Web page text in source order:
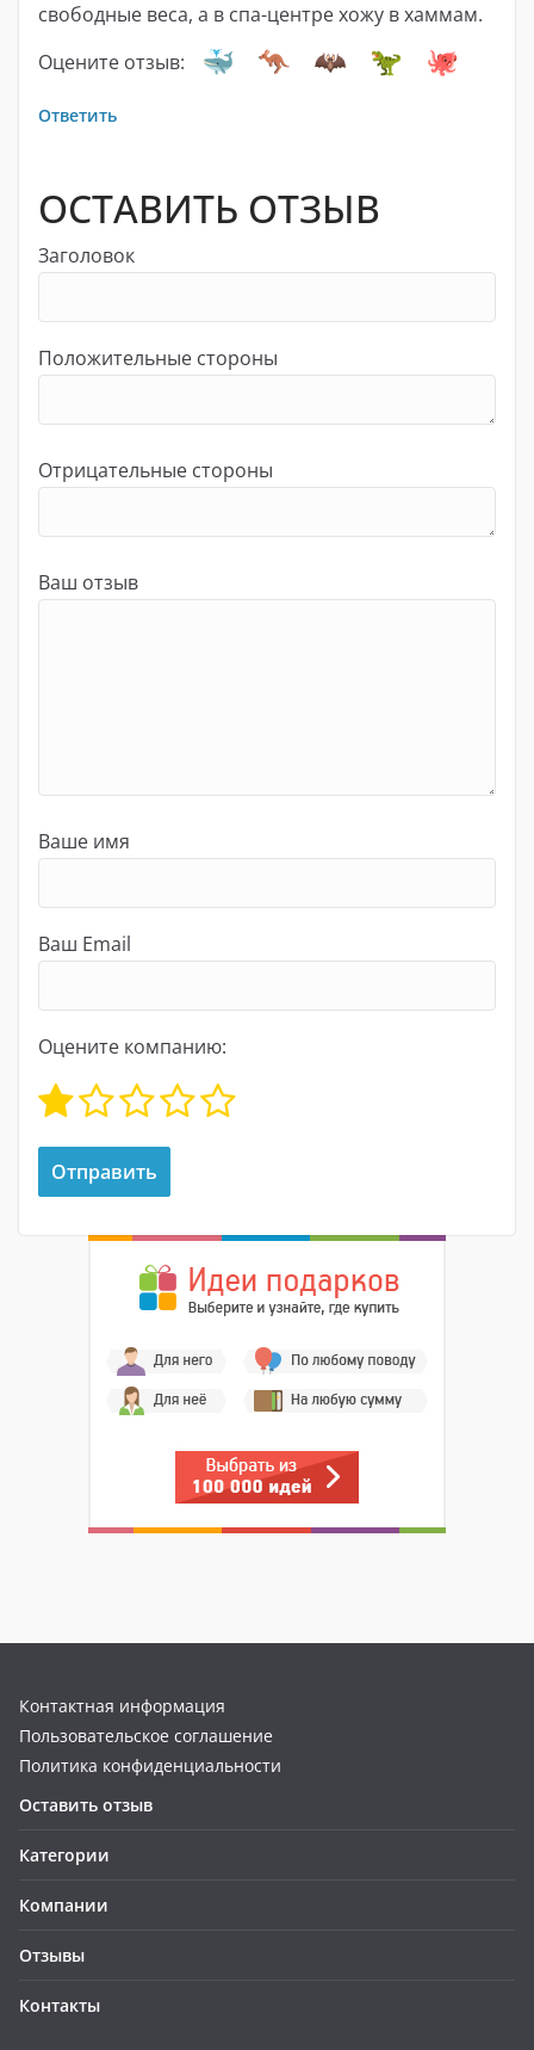
свободные веса, а в спа-центре хожу в хаммам.
Оцените отзыв:
Ответить
ОСТАВИТЬ ОТЗЫВ
Заголовок
Положительные стороны
Отрицательные стороны
Ваш отзыв
Ваше имя
Ваш Email
Оцените компанию:
Контактная информация
Пользовательское соглашение
Политика конфиденциальности
Оставить отзыв
Категории
Компании
Отзывы
Контакты